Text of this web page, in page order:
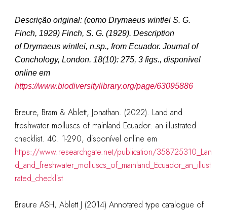
Descrição original: (como Drymaeus wintlei S. G.
Finch, 1929) Finch, S. G. (1929). Description
of Drymaeus wintlei, n.sp., from Ecuador. Journal of
Conchology, London. 18(10): 275, 3 figs., disponível
online em
https://www.biodiversitylibrary.org/page/63095886
Breure, Bram & Ablett, Jonathan. (2022). Land and
freshwater molluscs of mainland Ecuador: an illustrated
checklist. 40. 1-290, disponível online em
https://www.researchgate.net/publication/358725310_Lan
d_and_freshwater_molluscs_of_mainland_Ecuador_an_illust
rated_checklist
Breure ASH, Ablett J (2014) Annotated type catalogue of